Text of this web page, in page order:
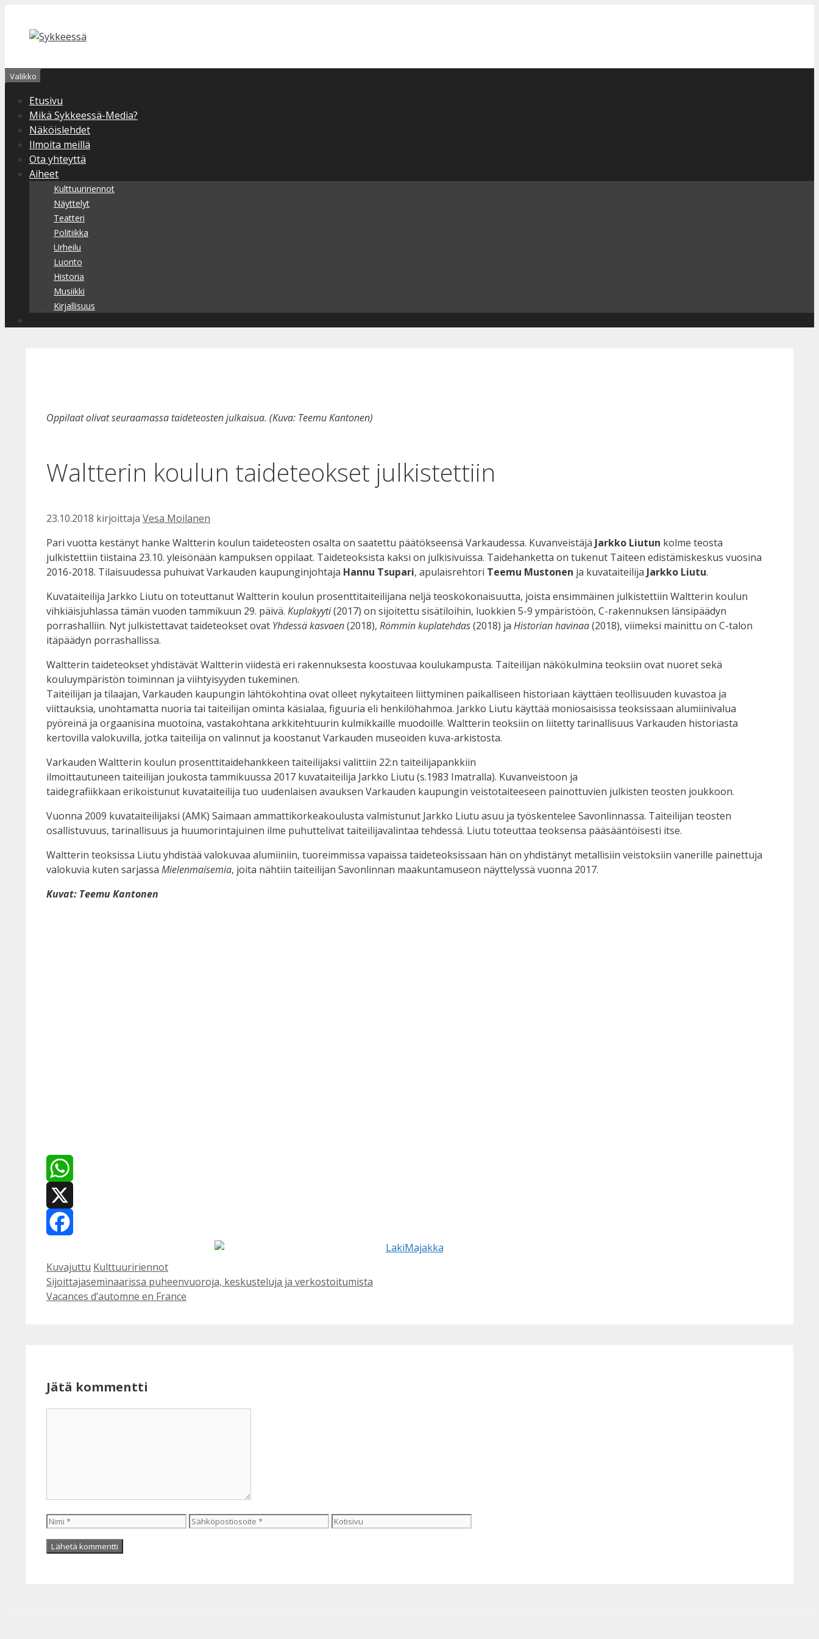
sisältöön
Valikko
Etusivu
Mikä Sykkeessä-Media?
Näköislehdet
Ilmoita meillä
Ota yhteyttä
Aiheet
Kulttuuririennot
Näyttelyt
Teatteri
Politiikka
Urheilu
Luonto
Historia
Musiikki
Kirjallisuus
Oppilaat olivat seuraamassa taideteosten julkaisua. (Kuva: Teemu Kantonen)
Waltterin koulun taideteokset julkistettiin
23.10.2018 kirjoittaja Vesa Moilanen
Pari vuotta kestänyt hanke Waltterin koulun taideteosten osalta on saatettu päätökseensä Varkaudessa. Kuvanveistäjä Jarkko Liutun kolme teosta
julkistettiin tiistaina 23.10. yleisönään kampuksen oppilaat. Taideteoksista kaksi on julkisivuissa. Taidehanketta on tukenut Taiteen edistämiskeskus vuosina
2016-2018. Tilaisuudessa puhuivat Varkauden kaupunginjohtaja Hannu Tsupari, apulaisrehtori Teemu Mustonen ja kuvataiteilija Jarkko Liutu.
Kuvataiteilija Jarkko Liutu on toteuttanut Waltterin koulun prosenttitaiteilijana neljä teoskokonaisuutta, joista ensimmäinen julkistettiin Waltterin koulun
vihkiäisjuhlassa tämän vuoden tammikuun 29. päivä. Kuplakyyti(2017) on sijoitettu sisätiloihin, luokkien 5-9 ympäristöön, C-rakennuksen länsipäädyn
porrashalliin. Nyt julkistettavat taideteokset ovat Yhdessä kasvaen(2018), Römmin kuplatehdas(2018) ja Historian havinaa(2018), viimeksi mainittu on C-talon
itäpäädyn porrashallissa.
Waltterin taideteokset yhdistävät Waltterin viidestä eri rakennuksesta koostuvaa koulukampusta. Taiteilijan näkökulmina teoksiin ovat nuoret sekä
kouluympäristön toiminnan ja viihtyisyyden tukeminen.
Taiteilijan ja tilaajan, Varkauden kaupungin lähtökohtina ovat olleet nykytaiteen liittyminen paikalliseen historiaan käyttäen teollisuuden kuvastoa ja
viittauksia, unohtamatta nuoria tai taiteilijan ominta käsialaa, figuuria eli henkilöhahmoa. Jarkko Liutu käyttää moniosaisissa teoksissaan alumiinivalua
pyöreinä ja orgaanisina muotoina, vastakohtana arkkitehtuurin kulmikkaille muodoille. Waltterin teoksiin on liitetty tarinallisuus Varkauden historiasta
kertovilla valokuvilla, jotka taiteilija on valinnut ja koostanut Varkauden museoiden kuva-arkistosta.
Varkauden Waltterin koulun prosenttitaidehankkeen taiteilijaksi valittiin 22:n taiteilijapankkiin
ilmoittautuneen taiteilijan joukosta tammikuussa 2017 kuvataiteilija Jarkko Liutu (s.1983 Imatralla). Kuvanveistoon ja
taidegrafiikkaan erikoistunut kuvataiteilija tuo uudenlaisen avauksen Varkauden kaupungin veistotaiteeseen painottuvien julkisten teosten joukkoon.
Vuonna 2009 kuvataiteilijaksi (AMK) Saimaan ammattikorkeakoulusta valmistunut Jarkko Liutu asuu ja työskentelee Savonlinnassa. Taiteilijan teosten
osallistuvuus, tarinallisuus ja huumorintajuinen ilme puhuttelivat taiteilijavalintaa tehdessä. Liutu toteuttaa teoksensa pääsääntöisesti itse.
Waltterin teoksissa Liutu yhdistää valokuvaa alumiiniin, tuoreimmissa vapaissa taideteoksissaan hän on yhdistänyt metallisiin veistoksiin vanerille painettuja
valokuvia kuten sarjassa Mielenmaisemia, joita nähtiin taiteilijan Savonlinnan maakuntamuseon näyttelyssä vuonna 2017.
Kuvat: Teemu Kantonen
WhatsApp
X
Kategoriat
Kuvajuttu Avainsanat
Kulttuuririennot
Sijoittajaseminaarissa puheenvuoroja, keskusteluja ja verkostoitumista
Vacances d’automne en France
Jätä kommentti
Nimi Sähköpostiosoite Kotisivu